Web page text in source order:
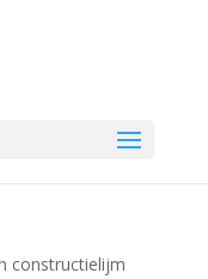
constructielijm